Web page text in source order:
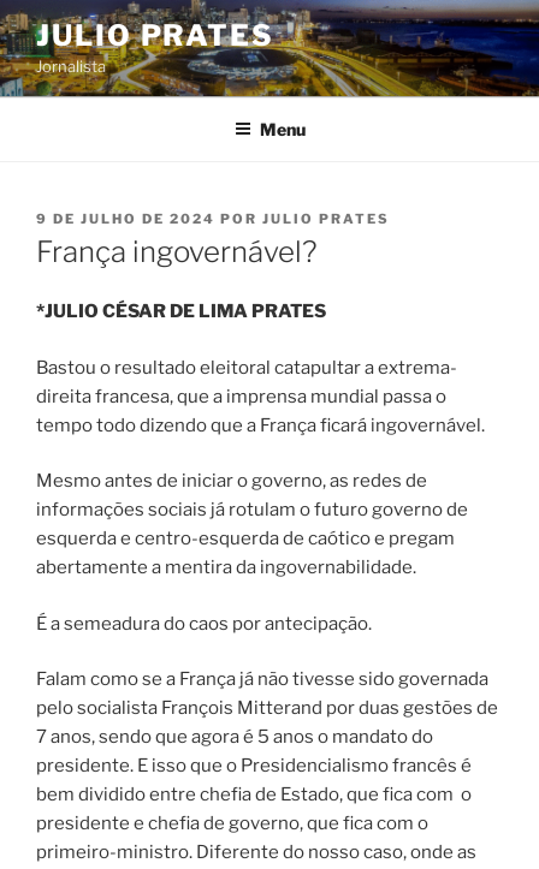
Pular
para
o
conteúdo
JULIO PRATES
Jornalista
Menu
PUBLICADO
EM
9 DE JULHO DE 2024 POR JULIO PRATES
França ingovernável?
*JULIO CÉSAR DE LIMA PRATES
Bastou o resultado eleitoral catapultar a extrema-
direita francesa, que a imprensa mundial passa o
tempo todo dizendo que a França ficará ingovernável.
Mesmo antes de iniciar o governo, as redes de
informações sociais já rotulam o futuro governo de
esquerda e centro-esquerda de caótico e pregam
abertamente a mentira da ingovernabilidade.
É a semeadura do caos por antecipação.
Falam como se a França já não tivesse sido governada
pelo socialista François Mitterand por duas gestões de
7 anos, sendo que agora é 5 anos o mandato do
presidente. E isso que o Presidencialismo francês é
bem dividido entre chefia de Estado, que fica com o
presidente e chefia de governo, que fica com o
primeiro-ministro. Diferente do nosso caso, onde as